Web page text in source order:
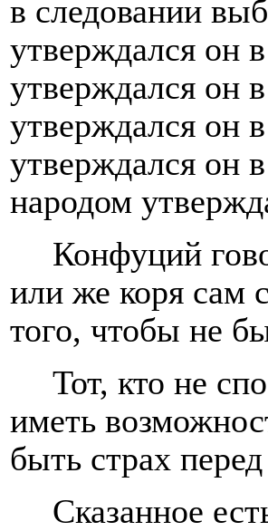
в следовании
утверждался он
утверждался он
утверждался он
утверждался он
народом
Конфуций
или же коря сам
того, чтобы не
Тот, кто не
иметь
быть страх
Сказанное